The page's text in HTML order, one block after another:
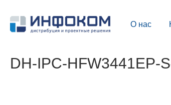
О нас
DH-IPC-HFW3441EP-